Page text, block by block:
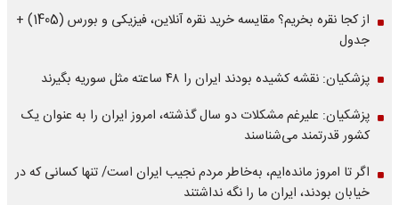
از کجا نقره بخریم؟ مقایسه خرید نقره آنلاین، فیزیکی و بورس (1405) +
جدول
پزشکیان: نقشه کشیده بودند ایران را ۴۸ ساعته مثل سوریه بگیرند
پزشکیان: علیرغم مشکلات دو سال گذشته، امروز ایران را به عنوان یک
کشور قدرتمند می‌شناسند
اگر تا امروز مانده‌ایم، به‌خاطر مردم نجیب ایران است/ تنها کسانی که در
خیابان بودند، ایران ما را نگه نداشتند